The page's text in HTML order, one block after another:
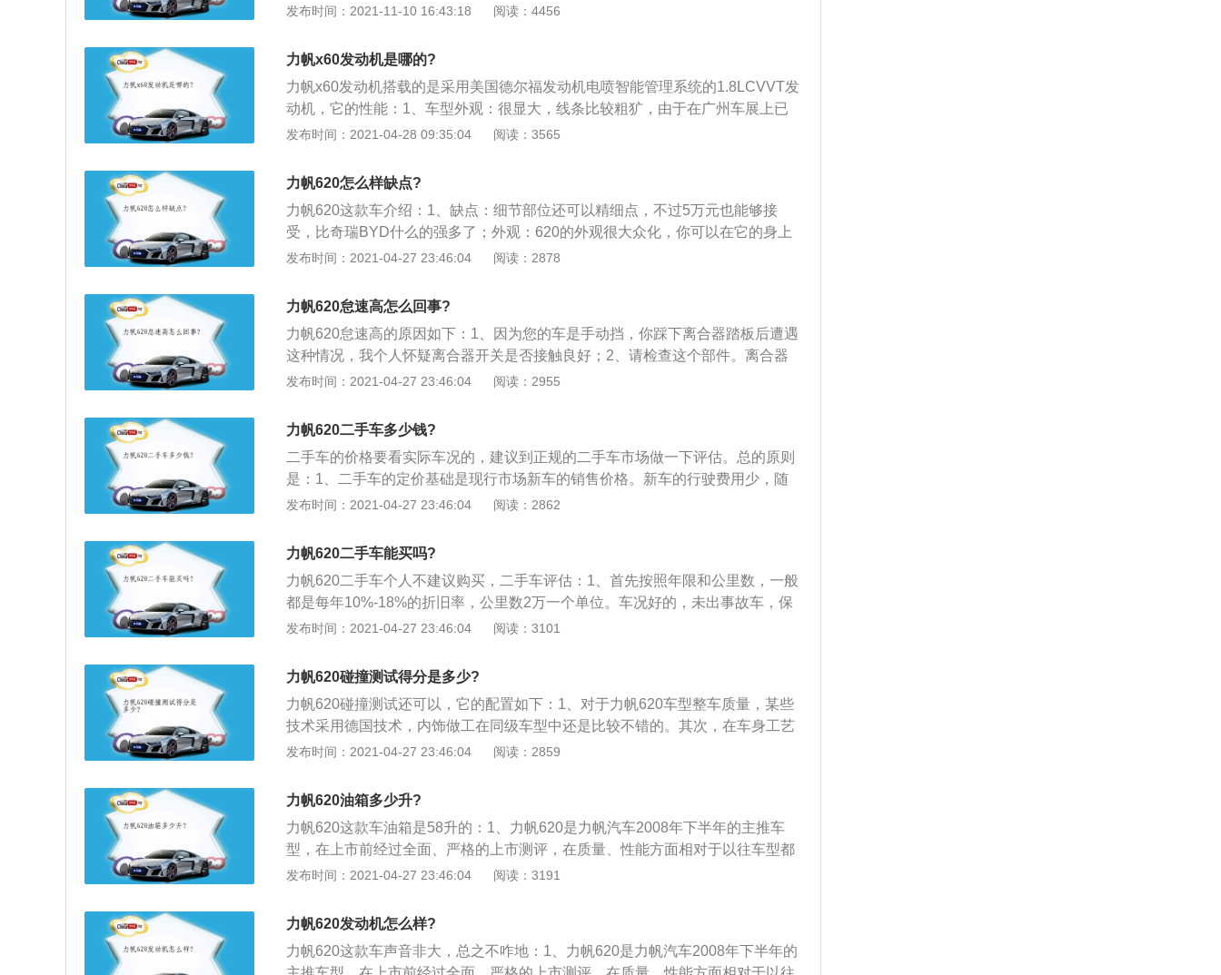
过滤空气杂质从而保证车内空调的空气清新。力帆620是力帆汽车旗下的一款家
5毫米，百公里油耗是7.7升。要注意在更换空调滤芯之前，要注意先将车内空调
分别在制冷以及制热的状态大风各吹三分钟左右，此后再进行空调滤芯的更换。
空调滤芯就位于副驾驶前的手套箱后面，将手套箱拆下来以后，就能够看到里面
的盖子，拉开就可以看到里面白色的空调滤芯。空调滤芯通常是建议2年更换一
次的，而若是汽车所行驶的环境空气质量比较差的话，则应该缩短更换周期，若
发布时间：2021-11-10 16:43:18 阅读：4456
力帆x60发动机是哪的?
力帆x60发动机搭载的是采用美国德尔福发动机电喷智能管理系统的1.8LCVVT发
动机，它的性能：1、车型外观：很显大，线条比较粗犷，由于在广州车展上已
经见过这款车型，因此这次再见到的时候并没有太过于惊喜。和车展上的展车一
车相比，我们还是能够见到一些外观上的不同，最明显的区别来自于中网和雾灯
的布局，说实话，我认为之前的车型更加简洁大气一些；2、力帆SUV尾灯设
置，既然已经被用来拍摄广告，无异于告诉我们展厅内的这款展车已经是力帆X6
0的最终定妆车，4325×1790×1690（长宽高，单位mm）的尺寸和之前所公布的
一样，和竞争对手相比也不分伯仲，但因为造型线条的关系，让力帆X60看起来
0mm，这也预示着力帆x60会拥有不错的后排空间；3、倒梯形的镀铬中网和底部
纯黑色的前护板相对应，当然后者也仅仅是装饰，却为车头的饱满线条提供了点
睛之笔。鹰眼造型的大灯在之前的展车上带有LED转向灯，改为了带透镜并且可
双雾灯所占据；4、大号的后视镜看起来着实非常的爽，并且带有LED转向灯，
一些。车门的边框个人感觉完全可以喷为黑色，这应该不会提高任何的成本，视
觉效果却要好上不少。
发布时间：2021-04-28 09:35:04 阅读：3565
力帆620怎么样缺点?
力帆620这款车介绍：1、缺点：细节部位还可以精细点，不过5万元也能够接
受，比奇瑞BYD什么的强多了；外观：620的外观很大众化，你可以在它的身上
找到朗逸、奥迪、赛拉图的元素，但这样的融合并不会让人觉得突兀，整体外观
了多种元素的味道，我是说我这款的，其他的不知道，有硬木的边条，看起来有
点高挡车的感觉；3、空间：爱车的空间比较宽敞，这个不是什么长、宽、高数
据能写出来的，自己的车自己享受，空间畅快，尽情舒展，而且后排座位与前排
的距离也足够大，伸展腿不憋屈。
发布时间：2021-04-27 23:46:04 阅读：2878
力帆620怠速高怎么回事?
力帆620怠速高的原因如下：1、因为您的车是手动挡，你踩下离合器踏板后遭遇
这种情况，我个人怀疑离合器开关是否接触良好；2、请检查这个部件。离合器
开关的作用就是当你踩下离合器踏板后，开关接通，电路发信号给发动机，降低
况。所以抽时间可以检查一下这个部件。
发布时间：2021-04-27 23:46:04 阅读：2955
力帆620二手车多少钱?
二手车的价格要看实际车况的，建议到正规的二手车市场做一下评估。总的原则
是：1、二手车的定价基础是现行市场新车的销售价格。新车的行驶费用少，随
时间和行驶里程的增加；2、停驶周期延长，费用加大，表现在价格上就应拉开
一定的使用价值——残值。
发布时间：2021-04-27 23:46:04 阅读：2862
力帆620二手车能买吗?
力帆620二手车个人不建议购买，二手车评估：1、首先按照年限和公里数，一般
都是每年10%-18%的折旧率，公里数2万一个单位。车况好的，未出事故车，保
有量大的，贬值率低，按最低折旧算；2、其次然后看车保养的情况，保养记录
录的二手车数千元，豪华车型甚至上万元不等。随着二手车市场逐步完善，品牌
二手车企业强势进入二手车行业；3、然后看与这辆二手车的新车价格，比较新
一点二手车可以直接咨询当时购新车价大致与当前新车价格差距不会特别的大，
不过也要关注最新的新车降价信息实时了解新车价格对于掌握二手车评估价格至
关重要。
发布时间：2021-04-27 23:46:04 阅读：3101
力帆620碰撞测试得分是多少?
力帆620碰撞测试还可以，它的配置如下：1、对于力帆620车型整车质量，某些
技术采用德国技术，内饰做工在同级车型中还是比较不错的。其次，在车身工艺
上，全车采用高刚性“笼式”车身，整体式侧围一次冲压成形。四门采用双层密封
之，对于7万元售价的车型来讲，性价比还是比较高的；2、力帆6202.6米轴距车
内空间较宽敞，配置较高，安全性较好，油耗较低，外形比较大气，内饰的做工
也还可以，车价比较便宜，性价比极高力帆620是一款“宜静宜动，宜商宜家“的精
典轿车，由内至外，呈现“儒雅风范”。力帆620以其“先进技术、精细品质、强劲
动力、宽敞空间”，内外兼修，为广大消费者提供流动激情，驿动的家。同时，也
观天下动享未来”深刻的品牌内涵：精细化的做工，激昂的动力，承载着未来的希
望，感动着中国的民族工业；4、在整体研发中，力帆620充分体现了“美观”与“实
用”、“动力”与“安全”、“操控”与“舒适”、“成本”与“品质”的完美结合，力帆620整车
发布时间：2021-04-27 23:46:04 阅读：2859
力帆620油箱多少升?
力帆620这款车油箱是58升的：1、力帆620是力帆汽车2008年下半年的主推车
型，在上市前经过全面、严格的上市测评，在质量、性能方面相对于以往车型都
有品质的提升；2、作为力帆汽车迈向中高端领域的战略车型，将会保持最具杀
采用了欧系车“线条凌厉，造型稳重”的设计理念，长宽高4550mm×1705mm×149
0mm，轴距2605mm，在同级车中拥有宽敞的驾乘空间；4、采用了七副式铝合
金轮毂配合195轮胎，搭载了巴西原装进口1.6LTritec发动机，具有超高的动力性
发布时间：2021-04-27 23:46:04 阅读：3191
力帆620发动机怎么样?
力帆620这款车声音非大，总之不咋地：1、力帆620是力帆汽车2008年下半年的